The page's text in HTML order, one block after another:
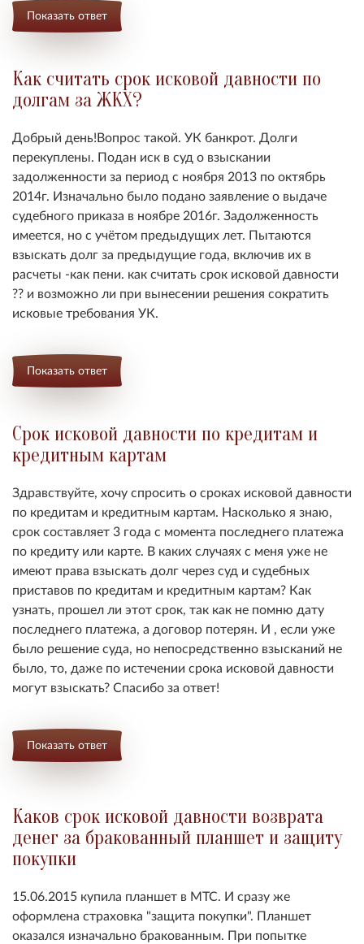
Показать ответ
Как считать срок исковой давности по
долгам за ЖКХ?
Добрый день!Вопрос такой. УК банкрот. Долги
перекуплены. Подан иск в суд о взыскании
задолженности за период с ноября 2013 по октябрь
2014г. Изначально было подано заявление о выдаче
судебного приказа в ноябре 2016г. Задолженность
имеется, но с учётом предыдущих лет. Пытаются
взыскать долг за предыдущие года, включив их в
расчеты -как пени. как считать срок исковой давности
?? и возможно ли при вынесении решения сократить
исковые требования УК.
Показать ответ
Срок исковой давности по кредитам и
кредитным картам
Здравствуйте, хочу спросить о сроках исковой давности
по кредитам и кредитным картам. Насколько я знаю,
срок составляет 3 года с момента последнего платежа
по кредиту или карте. В каких случаях с меня уже не
имеют права взыскать долг через суд и судебных
приставов по кредитам и кредитным картам? Как
узнать, прошел ли этот срок, так как не помню дату
последнего платежа, а договор потерян. И , если уже
было решение суда, но непосредственно взысканий не
было, то, даже по истечении срока исковой давности
могут взыскать? Спасибо за ответ!
Показать ответ
Каков срок исковой давности возврата
денег за бракованный планшет и защиту
покупки
15.06.2015 купила планшет в МТС. И сразу же
оформлена страховка "защита покупки". Планшет
оказался изначально бракованным. При попытке